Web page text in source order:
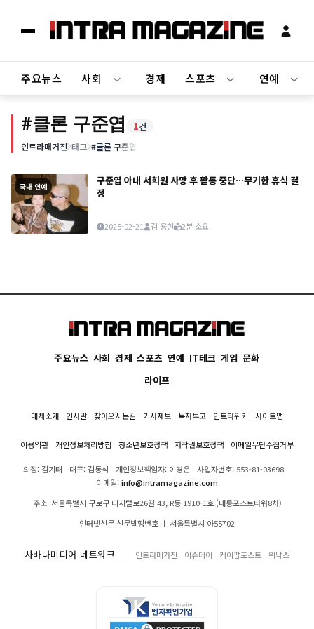
주요뉴스 사회 경제 스포츠 연예
#클론 구준엽 1건
인트라매거진 태그 #클론 구준엽
국내 연예
구준엽 아내 서희원 사망 후 활동 중단…무기한 휴식 결
정
2025-02-21 김 용현 2분 소요
주요뉴스 사회 경제 스포츠 연예 IT테크 게임 문화
라이프
매체소개 인사말 찾아오시는길 기사제보 독자투고 인트라위키 사이트맵
이용약관 개인정보처리방침 청소년보호정책 저작권보호정책 이메일무단수집거부
의장: 김기태 대표: 김동석 개인정보책임자: 이경은
사업자번호: 553-81-03698
이메일:info@intramagazine.com
주소: 서울특별시 구로구 디지털로26길 43, R동 1910-1호 (대륭포스트타워8차)
인터넷신문 신문발행번호 ㅣ 서울특별시 아55702
사바나미디어 네트워크 인트라매거진 이슈데이 케이팝포스트 위닥스